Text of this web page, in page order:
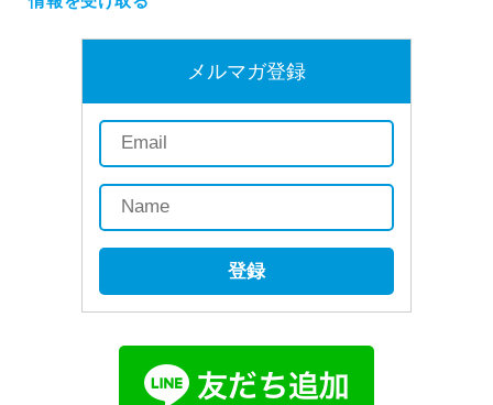
メルマガ登録
登録